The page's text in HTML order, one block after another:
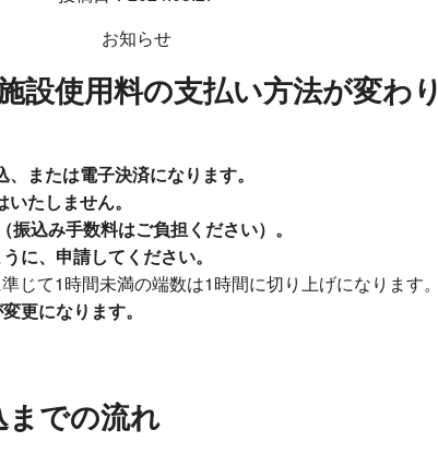
お知らせ
設使用料の支払い方法が変わり
または電子決済になります。
たしません。
込み手数料はご負担ください）。
に、申請してください。
じて1時間未満の端数は1時間に切り上げになります。
更になります。
での流れ